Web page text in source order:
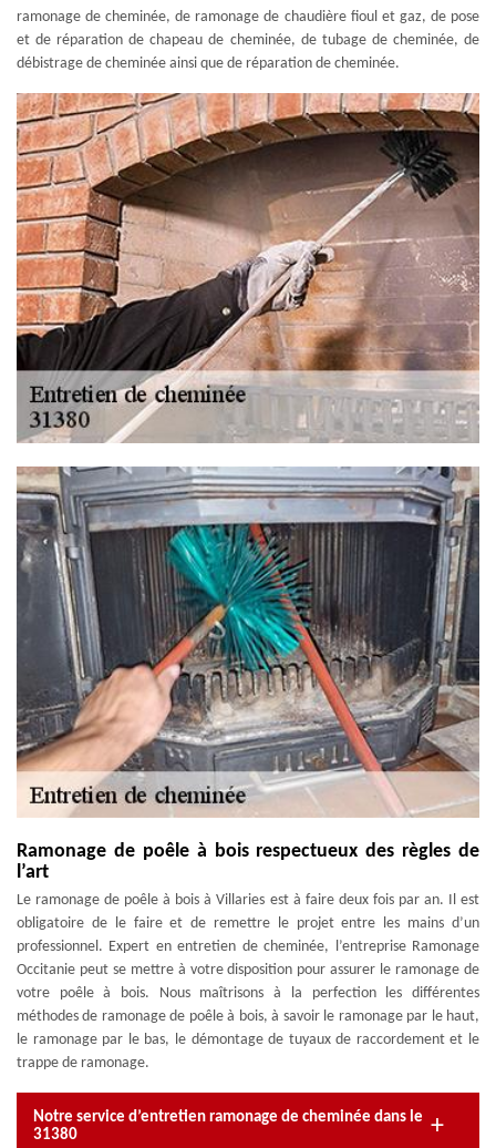
ramonage de cheminée, de ramonage de chaudière fioul et gaz, de pose
et de réparation de chapeau de cheminée, de tubage de cheminée, de
débistrage de cheminée ainsi que de réparation de cheminée.
Ramonage de poêle à bois respectueux des règles de
l’art
Le ramonage de poêle à bois à Villaries est à faire deux fois par an. Il est
obligatoire de le faire et de remettre le projet entre les mains d’un
professionnel. Expert en entretien de cheminée, l’entreprise Ramonage
Occitanie peut se mettre à votre disposition pour assurer le ramonage de
votre poêle à bois. Nous maîtrisons à la perfection les différentes
méthodes de ramonage de poêle à bois, à savoir le ramonage par le haut,
le ramonage par le bas, le démontage de tuyaux de raccordement et le
trappe de ramonage.
Notre service d’entretien ramonage de cheminée dans le
31380